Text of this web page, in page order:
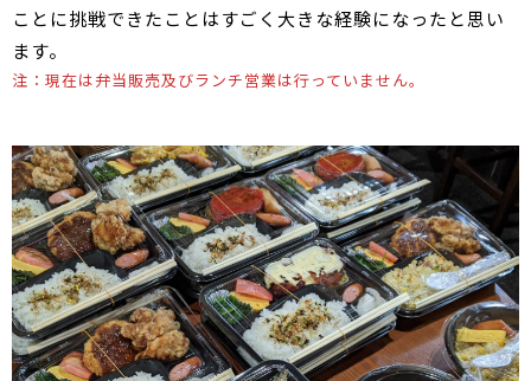
ことに挑戦できたことはすごく大きな経験になったと思い
ます。
注：現在は弁当販売及びランチ営業は行っていません。